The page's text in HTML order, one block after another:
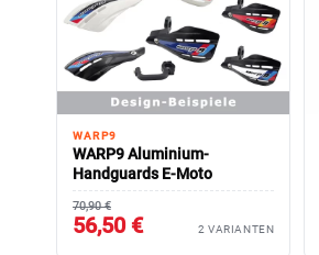
WARP9
WARP9 Aluminium-
Handguards E-Moto
70,90 €
56,50 € 2 VARIANTEN